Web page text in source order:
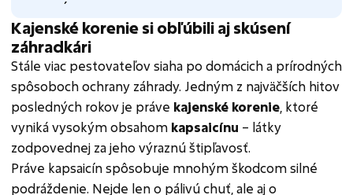
Kajenské korenie si obľúbili aj skúsení
záhradkári
Stále viac pestovateľov siaha po domácich a prírodných
spôsoboch ochrany záhrady. Jedným z najväčších hitov
posledných rokov je práve kajenské korenie , ktoré
vyniká vysokým obsahom kapsaicínu – látky
zodpovednej za jeho výraznú štipľavosť.
Práve kapsaicín spôsobuje mnohým škodcom silné
podráždenie. Nejde len o pálivú chuť, ale aj o